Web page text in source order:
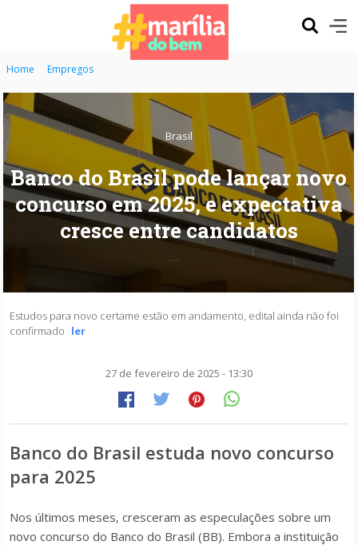
Home Empregos
Brasil
Banco do Brasil pode lançar novo
concurso em 2025, e expectativa
cresce entre candidatos
Estudos para novo certame estão em andamento, edital ainda não foi
confirmado ler
27 de fevereiro de 2025 - 13:30
Banco do Brasil estuda novo concurso
para 2025
Nos últimos meses, cresceram as especulações sobre um
novo concurso do Banco do Brasil (BB). Embora a instituição